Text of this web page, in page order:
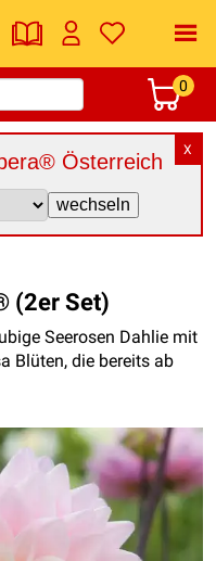
0
X
Österreich
(2er Set)
Seerosen Dahlie mit
Blüten, die bereits ab